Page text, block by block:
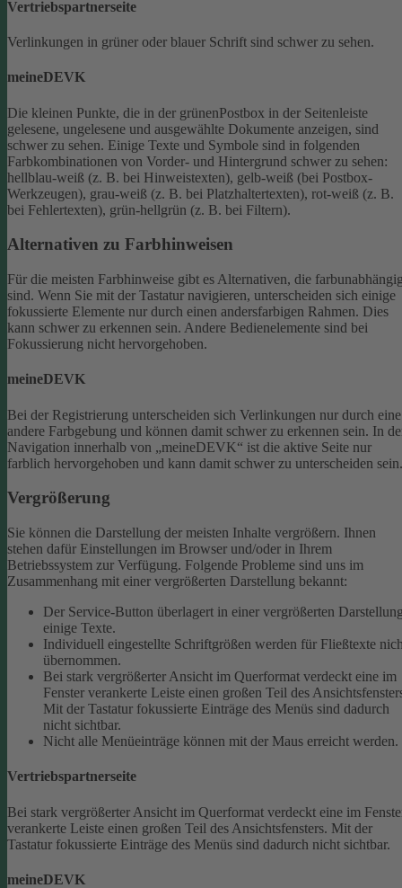
Vertriebspartnerseite
Verlinkungen in grüner oder blauer Schrift sind schwer zu sehen.
meineDEVK
Die kleinen Punkte, die in der grünenPostbox in der Seitenleiste
gelesene, ungelesene und ausgewählte Dokumente anzeigen, sind
schwer zu sehen. Einige Texte und Symbole sind in folgenden
Farbkombinationen von Vorder- und Hintergrund schwer zu sehen:
hellblau-weiß (z. B. bei Hinweistexten), gelb-weiß (bei Postbox-
Werkzeugen), grau-weiß (z. B. bei Platzhaltertexten), rot-weiß (z. B.
bei Fehlertexten), grün-hellgrün (z. B. bei Filtern).
Alternativen zu Farbhinweisen
Für die meisten Farbhinweise gibt es Alternativen, die
sind. Wenn Sie mit der Tastatur navigieren, unterscheiden sich einige
fokussierte Elemente nur durch einen andersfarbigen Rahmen. Dies
kann schwer zu erkennen sein. Andere Bedienelemente sind bei
Fokussierung nicht hervorgehoben.
meineDEVK
Bei der Registrierung unterscheiden sich Verlinkungen nur durch eine
andere Farbgebung und können damit schwer zu erkennen sein. In
Navigation innerhalb von „meineDEVK“ ist die aktive Seite nur
farblich hervorgehoben und kann damit schwer zu unterscheiden sein.
Vergrößerung
Sie können die Darstellung der meisten Inhalte vergrößern. Ihnen
stehen dafür Einstellungen im Browser und/oder in Ihrem
Betriebssystem zur Verfügung. Folgende Probleme sind uns im
Zusammenhang mit einer vergrößerten Darstellung bekannt:
Der Service-Button überlagert in einer vergrößerten
einige Texte.
Individuell eingestellte Schriftgrößen werden für Fließtexte
übernommen.
Bei stark vergrößerter Ansicht im Querformat verdeckt eine im
Fenster verankerte Leiste einen großen Teil des
Mit der Tastatur fokussierte Einträge des Menüs sind dadurch
nicht sichtbar.
Nicht alle Menüeinträge können mit der Maus erreicht werden.
Vertriebspartnerseite
Bei stark vergrößerter Ansicht im Querformat verdeckt eine im
verankerte Leiste einen großen Teil des Ansichtsfensters. Mit der
Tastatur fokussierte Einträge des Menüs sind dadurch nicht sichtbar.
meineDEVK